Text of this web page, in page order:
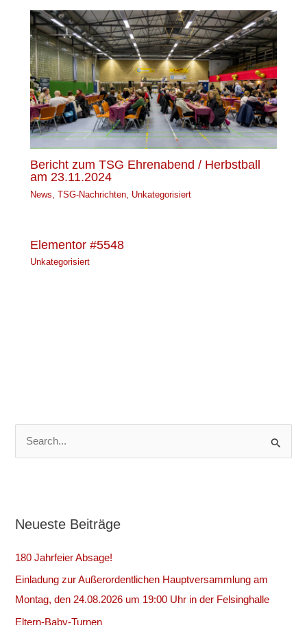
Bericht zum TSG Ehrenabend / Herbstball
am 23.11.2024
News ,TSG-Nachrichten Unkategorisiert
Elementor #5548
Unkategorisiert
e
n
a
c
Neueste Beiträge
180 Jahrfeier Absage!
Einladung zur Außerordentlichen Hauptversammlung am
Montag, den 24.08.2026 um 19:00 Uhr in der Felsinghalle
Eltern-Baby-Turnen